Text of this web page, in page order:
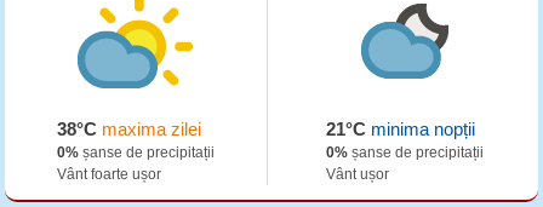
38°C maxima zilei
0% șanse de precipitații
Vânt foarte ușor
21°Cminima nopții
0%șanse de precipitații
Vânt ușor